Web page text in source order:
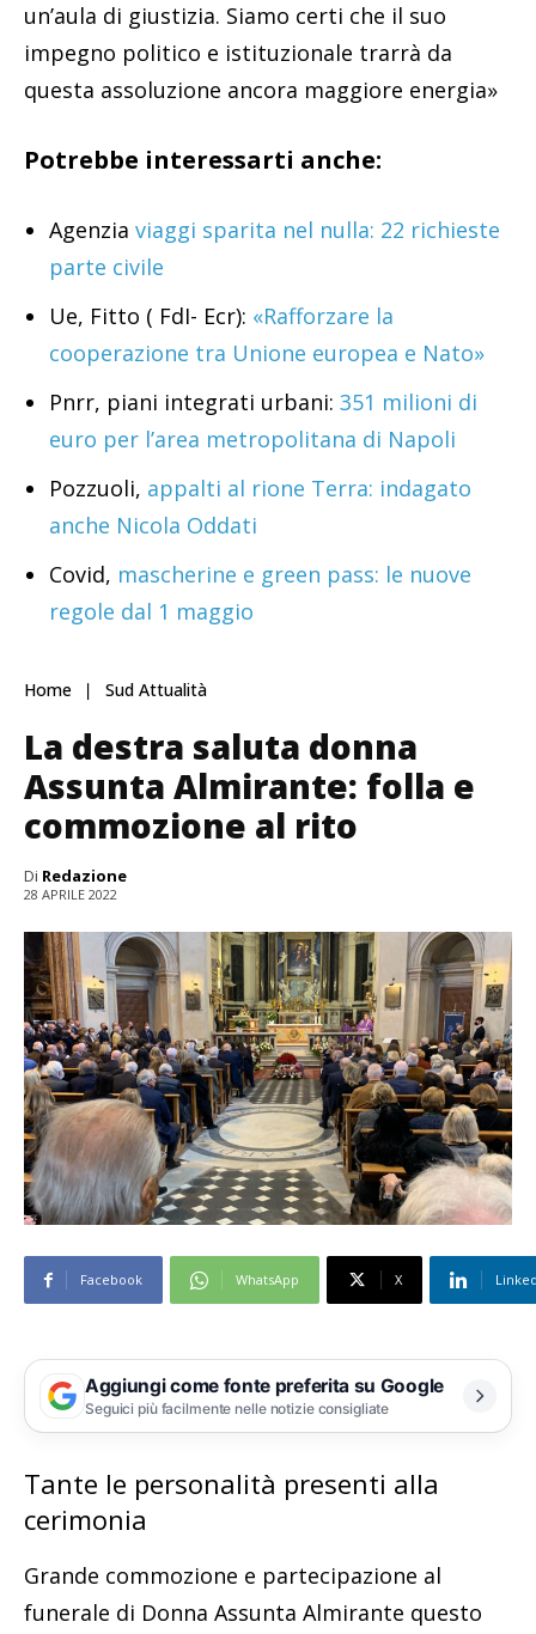
un’aula di giustizia. Siamo certi che il suo
impegno politico e istituzionale trarrà da
questa assoluzione ancora maggiore energia»
Potrebbe interessarti anche:
Agenzia viaggi sparita nel nulla: 22 richieste
parte civile
Ue, Fitto ( FdI- Ecr): «Rafforzare la
cooperazione tra Unione europea e Nato»
Pnrr, piani integrati urbani: 351 milioni di
euro per l’area metropolitana di Napoli
Pozzuoli, appalti al rione Terra: indagato
anche Nicola Oddati
Covid, mascherine e green pass: le nuove
regole dal 1 maggio
Home Sud Attualità
La destra saluta donna
Assunta Almirante: folla e
commozione al rito
Di Redazione
28 APRILE 2022
Facebook WhatsApp X
Aggiungi come fonte preferita su Google
Seguici più facilmente nelle notizie consigliate
Tante le personalità presenti alla
cerimonia
Grande commozione e partecipazione al
funerale di Donna Assunta Almirante questo